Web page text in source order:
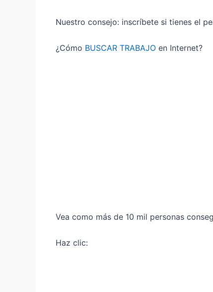
Nuestro consejo: inscríbete si tienes el
¿Cómo BUSCAR TRABAJO en Internet?
Vea como más de 10 mil personas
Haz clic: